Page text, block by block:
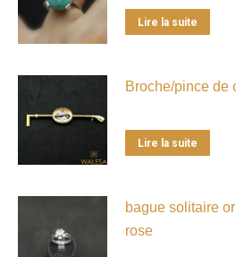
Lire la suite
Broche/pince de
Lire la suite
bague solitaire
rose